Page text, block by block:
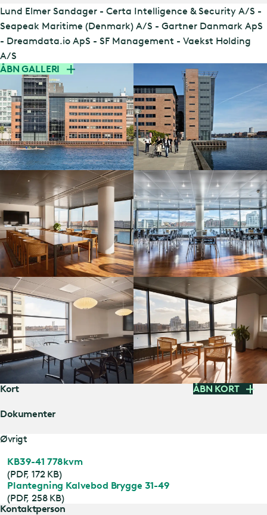
Lund Elmer Sandager - Certa Intelligence & Security A/S -
Seapeak Maritime (Denmark) A/S - Gartner Danmark ApS
- Dreamdata.io ApS - SF Management - Vaekst Holding
A/S
ÅBN GALLERI
Kort ÅBN KORT
Dokumenter
Øvrigt
KB39-41 778kvm
(PDF, 172 KB)
Plantegning Kalvebod Brygge 31-49
(PDF, 258 KB)
Kontaktperson